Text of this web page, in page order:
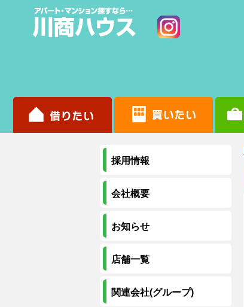
採用情報
会社概要
お知らせ
店舗一覧
関連会社(グループ)